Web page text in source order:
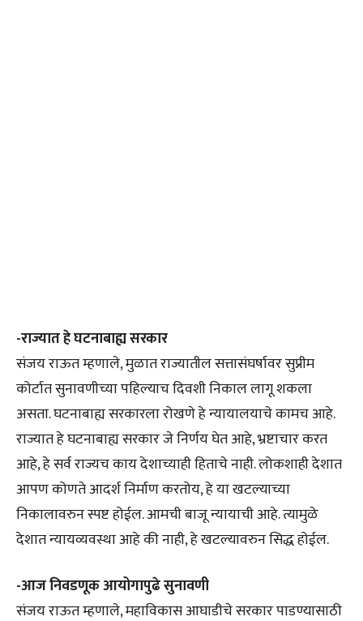
-राज्यात हे घटनाबाह्य सरकार
संजय राऊत म्हणाले, मुळात राज्यातील सत्तासंघर्षावर सुप्रीम
कोर्टात सुनावणीच्या पहिल्याच दिवशी निकाल लागू शकला
असता. घटनाबाह्य सरकारला रोखणे हे न्यायालयाचे कामच आहे.
राज्यात हे घटनाबाह्य सरकार जे निर्णय घेत आहे, भ्रष्टाचार करत
आहे, हे सर्व राज्यच काय देशाच्याही हिताचे नाही. लोकशाही देशात
आपण कोणते आदर्श निर्माण करतोय, हे या खटल्याच्या
निकालावरुन स्पष्ट होईल. आमची बाजू न्यायाची आहे. त्यामुळे
देशात न्यायव्यवस्था आहे की नाही, हे खटल्यावरुन सिद्ध होईल.
-आज निवडणूक आयोगापुढे सुनावणी
संजय राऊत म्हणाले, महाविकास आघाडीचे सरकार पाडण्यासाठी